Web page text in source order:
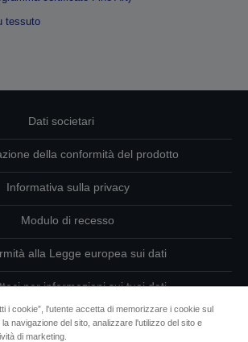
tessuto
Dati societari
della conformità del prodotto
Informativa sulla privacy
Modulo di recesso
alla Legge europea sui dati
per informazioni sui tuoi dati
Informazioni sui cookie
i cookie”, l'utente accetta di memorizzare i cookie sul
navigazione del sito, analizzare l'utilizzo del sito e
di marketing.